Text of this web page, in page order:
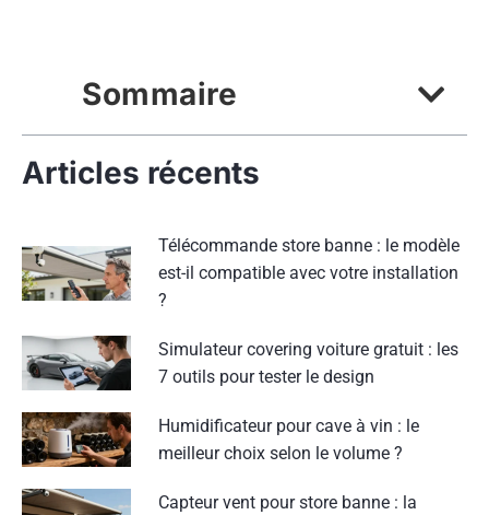
Sommaire
Articles récents
Télécommande store banne : le modèle
est-il compatible avec votre installation
?
Simulateur covering voiture gratuit : les
7 outils pour tester le design
Humidificateur pour cave à vin : le
meilleur choix selon le volume ?
Capteur vent pour store banne : la